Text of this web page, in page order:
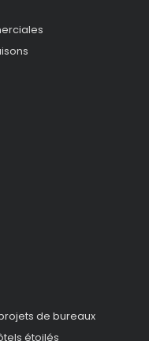
de bureaux
étoilés